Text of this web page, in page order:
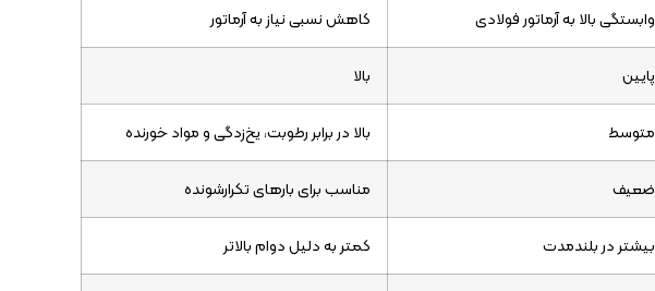
وابستگی بالا به آرماتور فولادی کاهش نسبی نیاز به آرماتور
پایین بالا
متوسط بالا در برابر رطوبت، یخ‌زدگی و مواد خورنده
ضعیف مناسب برای بارهای تکرارشونده
بیشتر در بلندمدت کمتر به دلیل دوام بالاتر